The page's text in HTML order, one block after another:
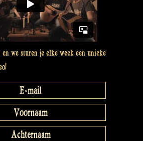
we sturen je elke week een unieke